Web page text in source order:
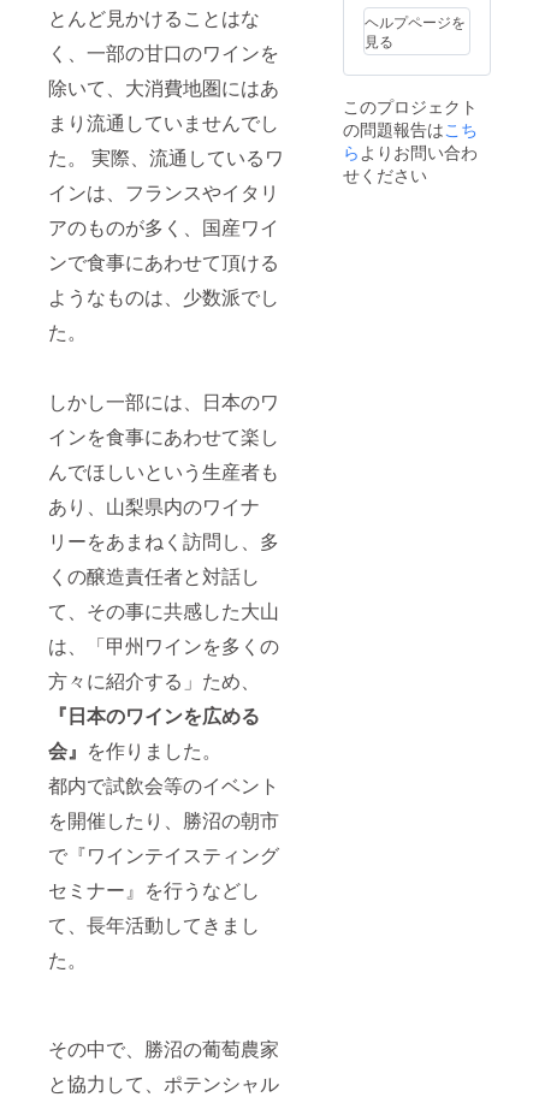
とんど見かけることはな
く、一部の甘口のワインを
除いて、大消費地圏にはあ
まり流通していませんでし
た。 実際、流通しているワ
インは、フランスやイタリ
アのものが多く、国産ワイ
ンで食事にあわせて頂ける
ようなものは、少数派でし
た。
しかし一部には、日本のワ
インを食事にあわせて楽し
んでほしいという生産者も
あり、山梨県内のワイナ
リーをあまねく訪問し、多
くの醸造責任者と対話し
て、その事に共感した大山
は、「甲州ワインを多くの
方々に紹介する」ため、
『日本のワインを広める
会』 を作りました。
都内で試飲会等のイベント
を開催したり、勝沼の朝市
で『ワインテイスティング
セミナー』を行うなどし
て、長年活動してきまし
た。
その中で、勝沼の葡萄農家
と協力して、ポテンシャル
2018年
秋に収
穫した
葡萄か
た、フ
ルー
ティで
やや辛
口タイ
ヘルプページを
見る
このプロジェクト
の問題報告はこち
らよりお問い合わ
せください